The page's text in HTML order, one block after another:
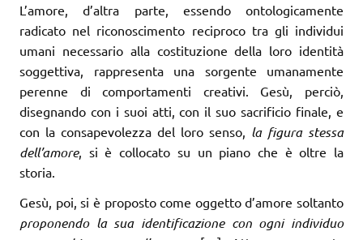
L’amore, d’altra parte, essendo ontologicamente
radicato nel riconoscimento reciproco tra gli individui
umani necessario alla costituzione della loro identità
soggettiva, rappresenta una sorgente umanamente
perenne di comportamenti creativi. Gesù, perciò,
disegnando con i suoi atti, con il suo sacrificio finale, e
con la consapevolezza del loro senso, la figura stessa
dell’amore, si è collocato su un piano che è oltre la
storia.
Gesù, poi, si è proposto come oggetto d’amore soltanto
proponendo la sua identificazione con ogni individuo